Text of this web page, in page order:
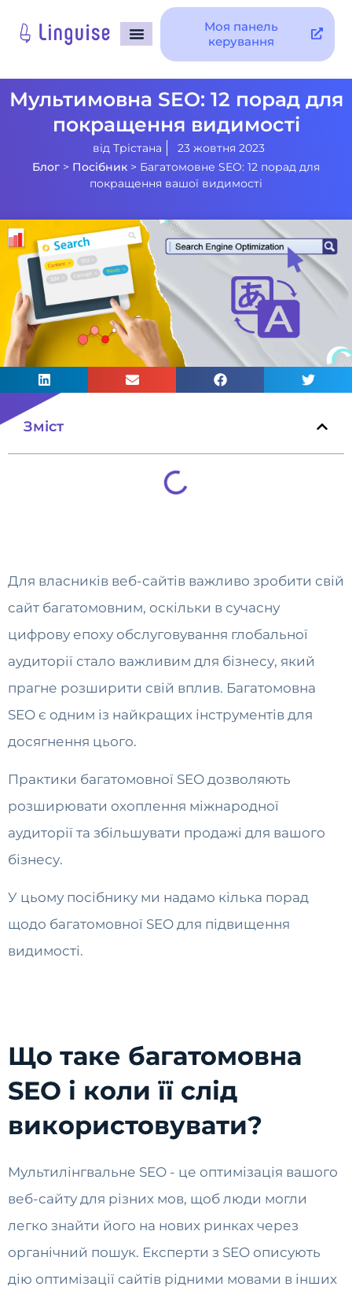
Моя панель
керування
Мультимовна SEO: 12 порад для
покращення видимості
від Трістана
23 жовтня 2023
Блог > Посібник > Багатомовне SEO: 12 порад для
покращення вашої видимості
Зміст
Для власників веб-сайтів важливо зробити свій
сайт багатомовним, оскільки в сучасну
цифрову епоху обслуговування глобальної
аудиторії стало важливим для бізнесу, який
прагне розширити свій вплив. Багатомовна
SEO є одним із найкращих інструментів для
досягнення цього.
Практики багатомовної SEO дозволяють
розширювати охоплення міжнародної
аудиторії та збільшувати продажі для вашого
бізнесу.
У цьому посібнику ми надамо кілька порад
щодо багатомовної SEO для підвищення
видимості.
Що таке багатомовна
SEO і коли її слід
використовувати?
Мультилінгвальне SEO - це оптимізація вашого
веб-сайту для різних мов, щоб люди могли
легко знайти його на нових ринках через
органічний пошук. Експерти з SEO описують
дію оптимізації сайтів рідними мовами в інших